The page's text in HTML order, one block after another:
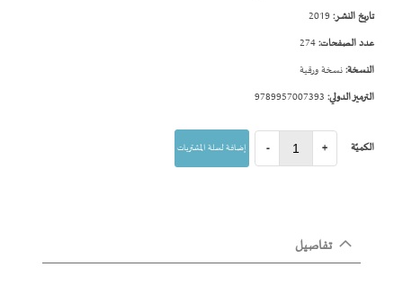
تاريخ النشر:
عدد الصفحات:
النسخة:نسخة ورقية
الترميز الدولي:
الكميّة - + إضافة لسلة المشتريات
تفاصيل